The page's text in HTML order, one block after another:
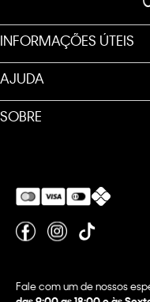
INFORMAÇÕES ÚTEIS
AJUDA
SOBRE
Fale com um de nossos